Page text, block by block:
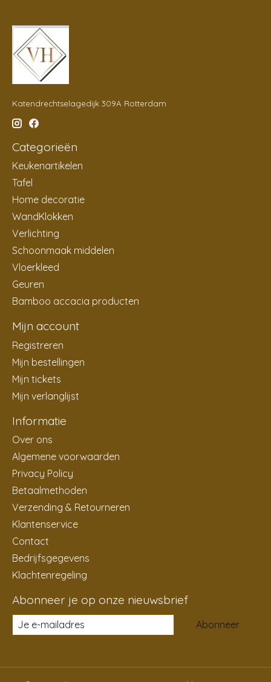
Katendrechtselagedijk 309A Rotterdam
Categorieën
Keukenartikelen
Tafel
Home decoratie
WandKlokken
Verlichting
Schoonmaak middelen
Vloerkleed
Geuren
Bamboo accacia producten
Mijn account
Registreren
Mijn bestellingen
Mijn tickets
Mijn verlanglijst
Informatie
Over ons
Algemene voorwaarden
Privacy Policy
Betaalmethoden
Verzending & Retourneren
Klantenservice
Contact
Bedrijfsgegevens
Klachtenregeling
Abonneer je op onze nieuwsbrief
Abonneer